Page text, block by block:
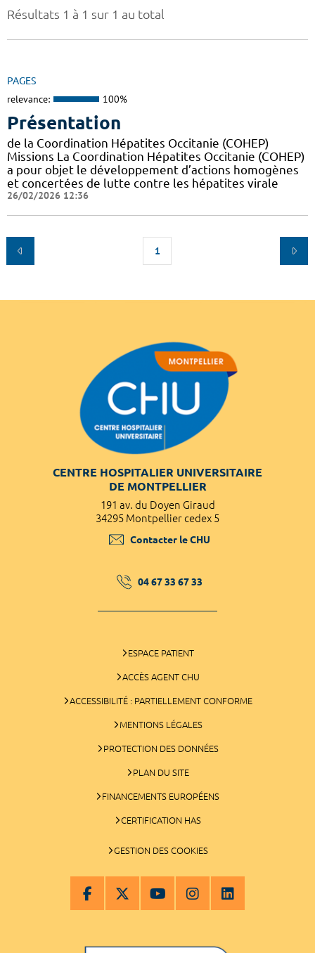
Résultats 1 à 1 sur 1 au total
PAGES
relevance: 100%
Présentation
de la Coordination Hépatites Occitanie (COHEP)
Missions La Coordination Hépatites Occitanie (COHEP)
a pour objet le développement d’actions homogènes
et concertées de lutte contre les hépatites virale
26/02/2026 12:36
1
CENTRE HOSPITALIER UNIVERSITAIRE
DE MONTPELLIER
191 av. du Doyen Giraud
34295 Montpellier cedex 5
Contacter le CHU
04 67 33 67 33
ESPACE PATIENT
ACCÈS AGENT CHU
ACCESSIBILITÉ : PARTIELLEMENT CONFORME
MENTIONS LÉGALES
PROTECTION DES DONNÉES
PLAN DU SITE
FINANCEMENTS EUROPÉENS
CERTIFICATION HAS
GESTION DES COOKIES